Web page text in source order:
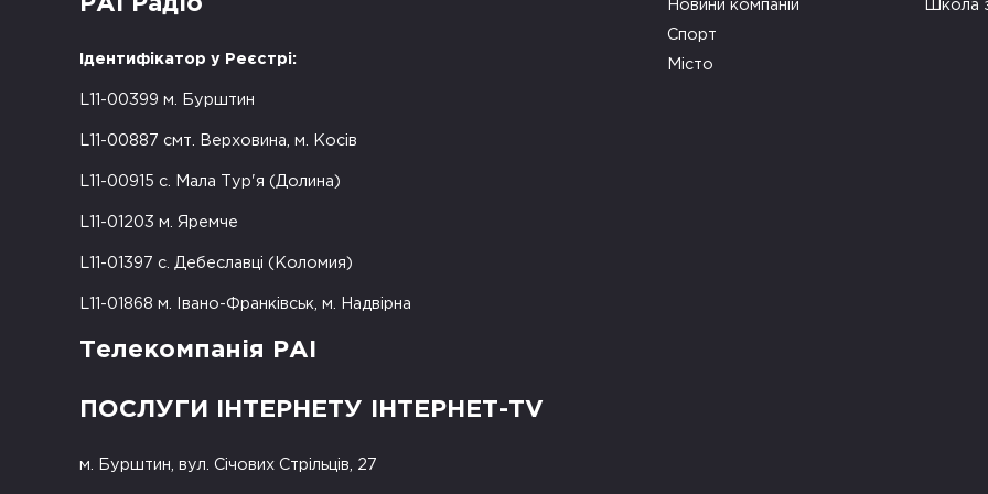
РАІ Радіо
Ідентифікатор у Реєстрі:
L11-00399 м. Бурштин
L11-00887 смт. Верховина, м. Косів
L11-00915 с. Мала Тур'я (Долина)
L11-01203 м. Яремче
L11-01397 с. Дебеславці (Коломия)
L11-01868 м. Івано-Франківськ, м. Надвірна
Телекомпанія РАІ
ПОСЛУГИ ІНТЕРНЕТУ ІНТЕРНЕТ-TV
м. Бурштин, вул. Січових Стрільців, 27
Новини компаній
Спорт
Місто
Школа